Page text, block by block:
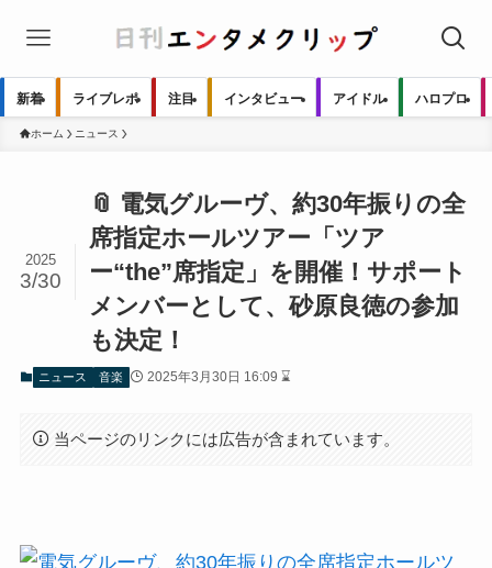
新着 ライブレポ 注目 インタビュー アイドル ハロプロ
ホーム ニュース
📎 電気グルーヴ、約30年振りの全
席指定ホールツアー「ツア
ー“the”席指定」を開催！サポート
メンバーとして、砂原良徳の参加
も決定！
2025
3/30
ニュース 音楽 2025年3月30日 16:09 ⌛
当ページのリンクには広告が含まれています。